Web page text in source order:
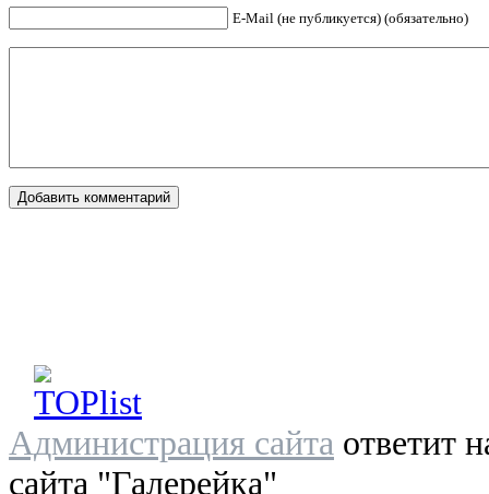
E-Mail (не публикуется) (обязательно)
Администрация сайта ответит
сайта "Галерейка"